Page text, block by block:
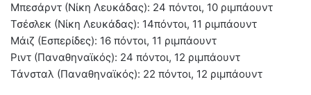
Μπεσάρντ (Νίκη Λευκάδας): 24 πόντοι, 10 ριμπάουντ
Τσέσλεκ (Νίκη Λευκάδας): 14πόντοι, 11 ριμπάουντ
Μάιζ (Εσπερίδες): 16 πόντοι, 11 ριμπάουντ
Ριντ (Παναθηναϊκός): 24 πόντοι, 12 ριμπάουντ
Τάνσταλ (Παναθηναϊκός): 22 πόντοι, 12 ριμπάουντ